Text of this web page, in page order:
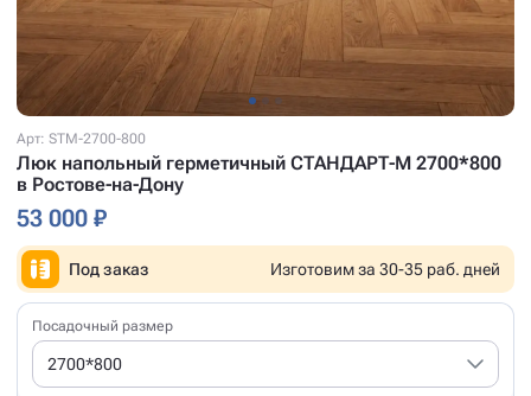
Арт: STM-2700-800
Люк напольный герметичный СТАНДАРТ-М 2700*800
в Ростове-на-Дону
53 000 ₽
Под заказ Изготовим за 30-35 раб. дней
Посадочный размер
2700*800